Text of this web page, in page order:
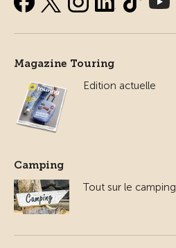
Magazine Touring
Edition actuelle
Camping
Tout sur le camping